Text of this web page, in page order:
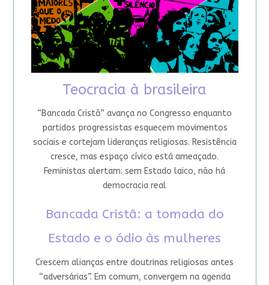
Teocracia à brasileira
“Bancada Cristã” avança no Congresso enquanto
partidos progressistas esquecem movimentos
sociais e cortejam lideranças religiosas. Resistência
cresce, mas espaço cívico está ameaçado.
Feministas alertam: sem Estado laico, não há
democracia real
Bancada Cristã: a tomada do
Estado e o ódio às mulheres
Crescem alianças entre doutrinas religiosas antes
“adversárias”. Em comum, convergem na agenda